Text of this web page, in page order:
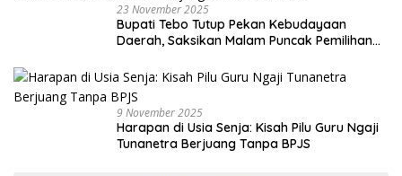
23 November 2025
Bupati Tebo Tutup Pekan Kebudayaan
Daerah, Saksikan Malam Puncak Pemilihan
9 November 2025
Harapan di Usia Senja: Kisah Pilu Guru Ngaji
Tunanetra Berjuang Tanpa BPJS